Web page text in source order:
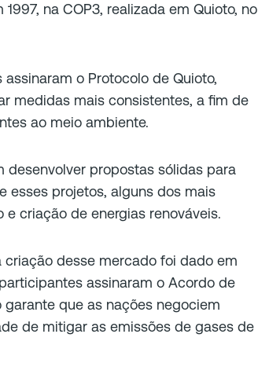
na COP3, realizada em Quioto, no
o Protocolo de Quioto,
medidas mais consistentes, a fim de
ao meio ambiente.
desenvolver propostas sólidas para
esses projetos, alguns dos mais
criação de energias renováveis.
desse mercado foi dado em
assinaram o Acordo de
que as nações negociem
de mitigar as emissões de gases de